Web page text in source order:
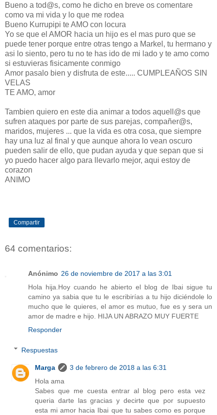
Bueno a tod@s, como he dicho en breve os comentare
como va mi vida y lo que me rodea
Bueno Kurrupipi te AMO con locura
Yo se que el AMOR hacia un hijo es el mas puro que se
puede tener porque entre otras tengo a Markel, tu hermano y
asi lo siento, pero tu no te has ido de mi lado y te amo como
si estuvieras fisicamente conmigo
Amor pasalo bien y disfruta de este..... CUMPLEAÑOS SIN
VELAS
TE AMO, amor
Tambien quiero en este dia animar a todos aquell@s que
sufren ataques por parte de sus parejas, compañer@s,
maridos, mujeres ... que la vida es otra cosa, que siempre
hay una luz al final y que aunque ahora lo vean oscuro
pueden salir de ello, que pudan ayuda y que sepan que si
yo puedo hacer algo para llevarlo mejor, aqui estoy de
corazon
ANIMO
Compartir
64 comentarios:
Anónimo 26 de noviembre de 2017 a las 3:01
Hola hija.Hoy cuando he abierto el blog de Ibai sigue tu
camino ya sabia que tu le escribirías a tu hijo diciéndole lo
mucho que le quieres, el amor es mutuo, fue es y sera un
amor de madre e hijo. HIJA UN ABRAZO MUY FUERTE
Responder
Respuestas
Marga
3 de febrero de 2018 a las 6:31
Hola ama
Sabes que me cuesta entrar al blog pero esta vez
queria darte las gracias y decirte que por supuesto
esta mi amor hacia Ibai que tu sabes como es porque